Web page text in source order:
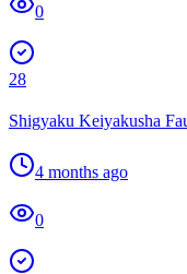
0
28
Shigyaku Keiyakusha
4 months ago
0